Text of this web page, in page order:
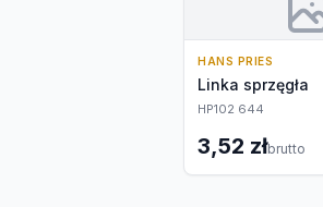
HANS PRIES
Linka sprzęgła
HP102 644
3,52 złbrutto